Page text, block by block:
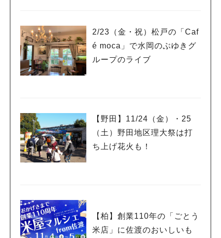
2/23（金・祝）松戸の「Caf
é moca」で水岡のぶゆきグ
ループのライブ
【野田】11/24（金）・25
（土）野田地区理大祭は打
ち上げ花火も！
【柏】創業110年の「ごとう
米店」に佐渡のおいしいも